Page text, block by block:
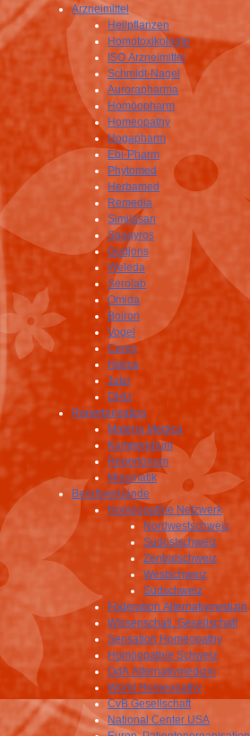
Arzneimittel
Heilpflanzen
Homotoxikologie
ISO Arzneimittel
Schmidt-Nagel
Aurorapharma
Homöopharm
Homeopathy
Hogapharm
Ebi-Pharm
Phytomed
Herbamed
Remedia
Similasan
Spagyros
Gudjons
Weleda
Serolab
Omida
Boiron
Vogel
Ceres
Helios
Jutzi
DHU
Repertorisation
Materia Medica
Kompendium
Repertorium
Miasmatik
Berufsverbände
Homöopathie Netzwerk
Nordwestschweiz
Südostschweiz
Zentralschweiz
Westschweiz
Südschweiz
Föderation Alternativmedizin
Wissenschatl. Gesellschaft
Sensation Homeopathy
Homöopathie Schweiz
OdA Alternativmedizin
World Homeopathy
CvB Gesellschaft
National Center USA